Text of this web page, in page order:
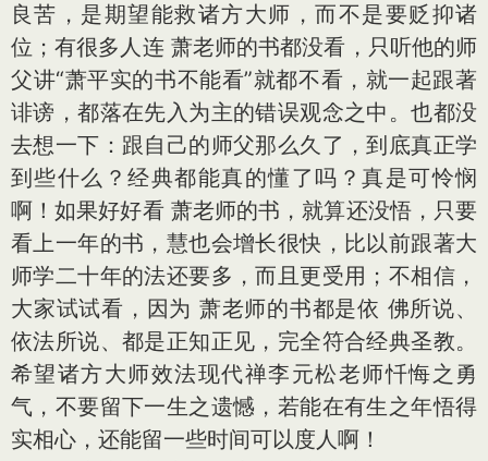
良苦，是期望能救诸方大师，而不是要贬抑诸
位；有很多人连 萧老师的书都没看，只听他的师
父讲“萧平实的书不能看”就都不看，就一起跟著
诽谤，都落在先入为主的错误观念之中。也都没
去想一下：跟自己的师父那么久了，到底真正学
到些什么？经典都能真的懂了吗？真是可怜悯
啊！如果好好看 萧老师的书，就算还没悟，只要
看上一年的书，慧也会增长很快，比以前跟著大
师学二十年的法还要多，而且更受用；不相信，
大家试试看，因为 萧老师的书都是依 佛所说、
依法所说、都是正知正见，完全符合经典圣教。
希望诸方大师效法现代禅李元松老师忏悔之勇
气，不要留下一生之遗憾，若能在有生之年悟得
实相心，还能留一些时间可以度人啊！